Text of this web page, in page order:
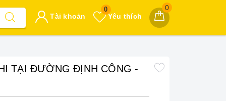
0
Yêu thích
0
Tài khoản
TẠI ĐƯỜNG ĐỊNH CÔNG -